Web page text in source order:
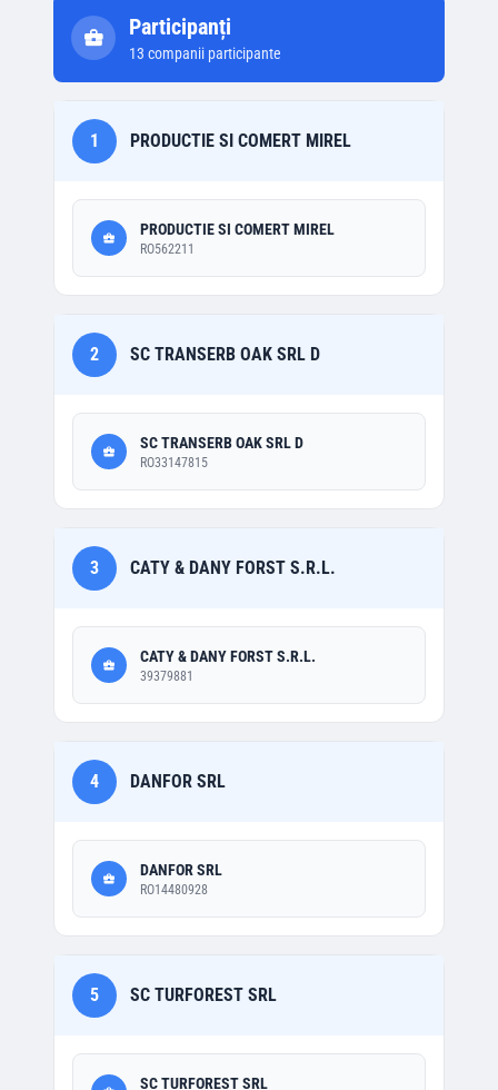
Participanți
13 companii participante
1 PRODUCTIE SI COMERT MIREL
PRODUCTIE SI COMERT MIREL
RO562211
2 SC TRANSERB OAK SRL D
SC TRANSERB OAK SRL D
RO33147815
3 CATY & DANY FORST S.R.L.
CATY & DANY FORST S.R.L.
39379881
4 DANFOR SRL
DANFOR SRL
RO14480928
5 SC TURFOREST SRL
SC TURFOREST SRL